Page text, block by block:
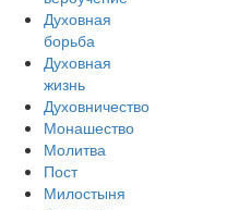
Духовная
борьба
Духовная
жизнь
Духовничество
Монашество
Молитва
Пост
Милостыня